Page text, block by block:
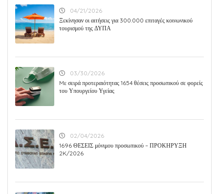
04/21/2026
Ξεκίνησαν οι αιτήσεις για 300.000 επιταγές κοινωνικού
τουρισμού της ΔΥΠΑ
03/30/2026
Mε σειρά προτεραιότητας 1654 θέσεις προσωπικού σε φορείς
του Υπουργείου Υγείας
02/04/2026
1696 ΘΕΣΕΙΣ μόνιμου προσωπικού – ΠΡΟΚΗΡΥΞΗ
2K/2026